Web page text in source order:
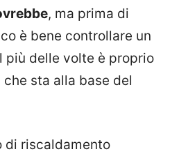
, ma prima di
è bene controllare un
più delle volte è proprio
sta alla base del
di riscaldamento